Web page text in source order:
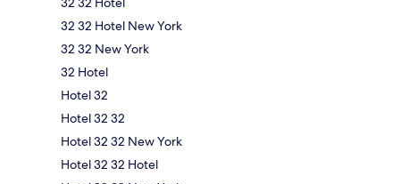
32 32 Hotel New York
32 32 New York
32 Hotel
Hotel 32
Hotel 32 32
Hotel 32 32 New York
Hotel 32 32 Hotel